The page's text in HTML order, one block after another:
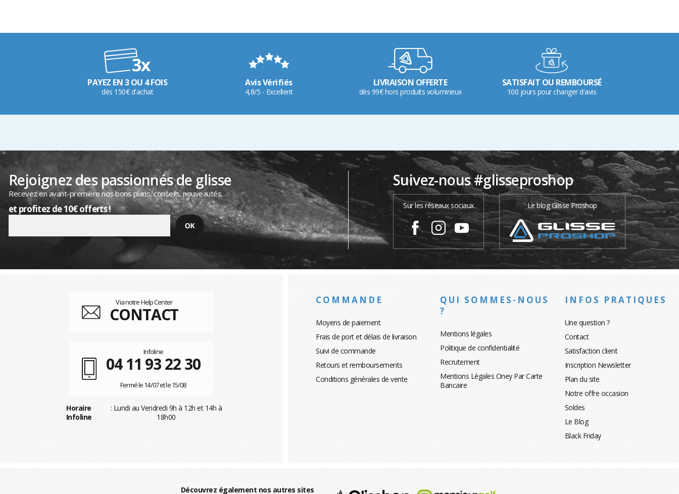
PAYEZ EN 3 OU 4 FOIS
dès 150€ d'achat
Avis Vérifiés
4,8/5 - Excellent
LIVRAISON OFFERTE
dès 99€ hors produits volumineux
SATISFAIT OU REMBOURSÉ
100 jours pour changer d'avis
Rejoignez des passionnés de glisse
Recevez en avant-première nos bons plans, conseils, nouveautés…
et profitez de 10€ offerts !
Suivez-nous #glisseproshop
Sur les réseaux sociaux Le blog Glisse Proshop
Via notre Help Center
CONTACT
Infoline
04 11 93 22 30
Fermé le 14/07 et le 15/08
Horaire
Infoline
: Lundi au Vendredi 9h à 12h et 14h à
18h00
COMMANDE
Moyens de paiement
Frais de port et délais de livraison
Suivi de commande
Retours et remboursements
Conditions générales de vente
QUI SOMMES-NOUS
?
Mentions légales
Politique de confidentialité
Recrutement
Mentions Légales Oney Par Carte
Bancaire
INFOS PRATIQUES
Une question ?
Contact
Satisfaction client
Inscription Newsletter
Plan du site
Notre offre occasion
Soldes
Le Blog
Black Friday
Découvrez également nos autres sites